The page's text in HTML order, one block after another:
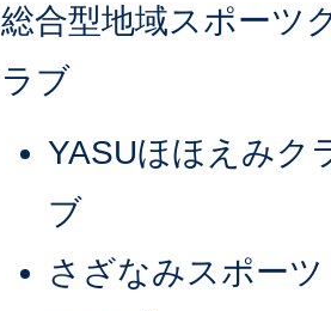
総合型地域スポーツ
ラブ
YASUほほえみク
ブ
さざなみスポーツ